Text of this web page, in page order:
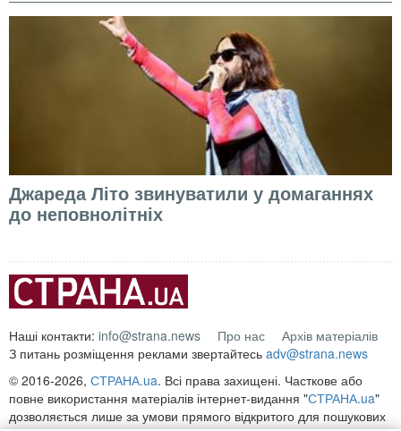
Джареда Літо звинуватили у домаганнях
до неповнолітніх
Наші контакти: info@strana.news Про нас
Архів матеріалів
З питань розміщення реклами звертайтесь adv@strana.news
© 2016-2026, СТРАНА.ua. Всі права захищені. Часткове або
повне використання матеріалів інтернет-видання "СТРАНА.ua"
дозволяється лише за умови прямого відкритого для пошукових